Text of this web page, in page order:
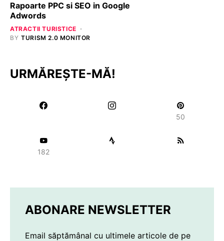
Rapoarte PPC si SEO in Google
Adwords
ATRACTII TURISTICE
BY TURISM 2.0 MONITOR
URMĂREȘTE-MĂ!
50
182
ABONARE NEWSLETTER
Email săptămânal cu ultimele articole de pe